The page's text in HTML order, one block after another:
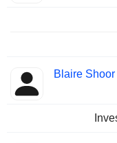
Blaire Shoor